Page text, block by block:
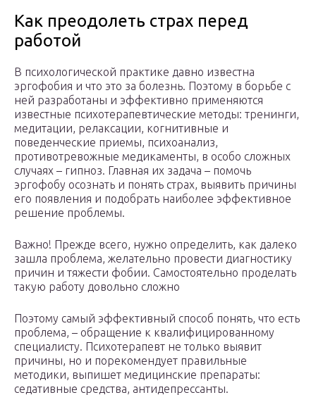
Как преодолеть страх перед
работой
В психологической практике давно известна
эргофобия и что это за болезнь. Поэтому в борьбе с
ней разработаны и эффективно применяются
известные психотерапевтические методы: тренинги,
медитации, релаксации, когнитивные и
поведенческие приемы, психоанализ,
противотревожные медикаменты, в особо сложных
случаях – гипноз. Главная их задача – помочь
эргофобу осознать и понять страх, выявить причины
его появления и подобрать наиболее эффективное
решение проблемы.
Важно! Прежде всего, нужно определить, как далеко
зашла проблема, желательно провести диагностику
причин и тяжести фобии. Самостоятельно проделать
такую работу довольно сложно
Поэтому самый эффективный способ понять, что есть
проблема, – обращение к квалифицированному
специалисту. Психотерапевт не только выявит
причины, но и порекомендует правильные
методики, выпишет медицинские препараты:
седативные средства, антидепрессанты.